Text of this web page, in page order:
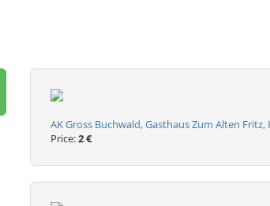
AK Gross Buchwald, Gasthaus Zum Alten Fritz,
Price:2 €